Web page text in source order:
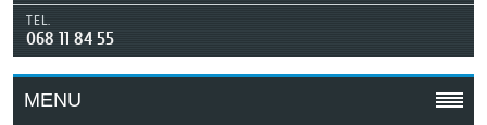
TEL.
068 11 84 55
MENU